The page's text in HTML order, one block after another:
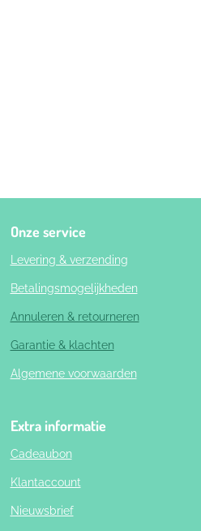
Onze service
Levering & verzending
Betalingsmogelijkheden
Annuleren & retourneren
Garantie & klachten
Algemene voorwaarden
Extra informatie
Cadeaubon
Klantaccount
Nieuwsbrief